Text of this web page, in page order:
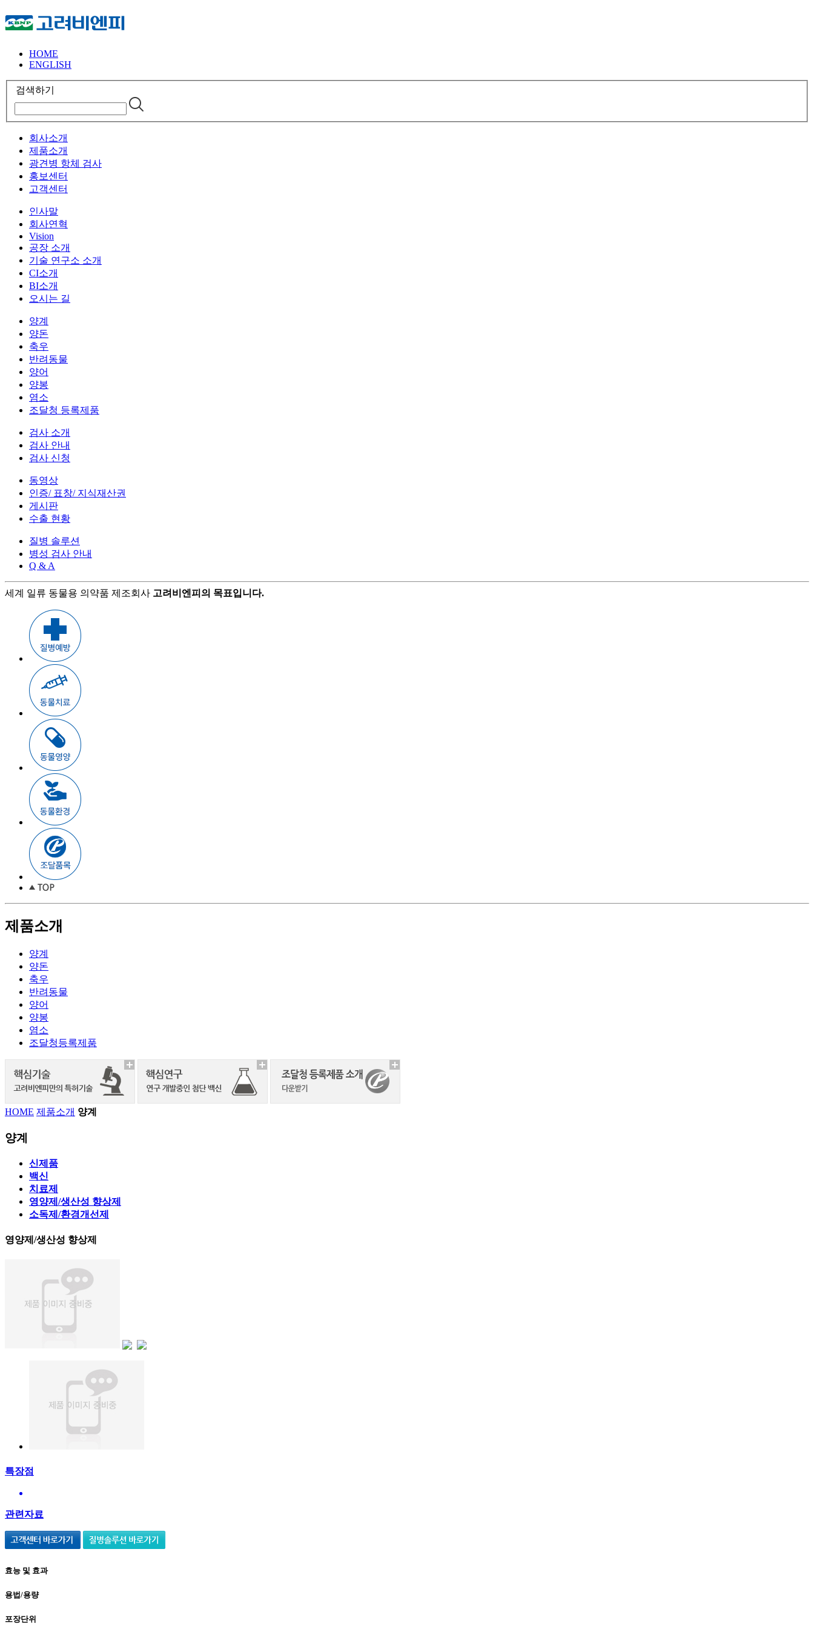
HOME
ENGLISH
검색하기
회사소개
제품소개
광견병 항체 검사
홍보센터
고객센터
인사말
회사연혁
Vision
공장 소개
기술 연구소 소개
CI소개
BI소개
오시는 길
양계
양돈
축우
반려동물
양어
양봉
염소
조달청 등록제품
검사 소개
검사 안내
검사 신청
동영상
인증/ 표창/ 지식재산권
게시판
수출 현황
질병 솔루션
병성 검사 안내
Q & A
세계 일류 동물용 의약품 제조회사 고려비엔피의 목표입니다.
제품소개
양계
양돈
축우
반려동물
양어
양봉
염소
조달청등록제품
HOME 제품소개 양계
양계
신제품
백신
치료제
영양제/생산성 향상제
소독제/환경개선제
영양제/생산성 향상제
특장점
관련자료
효능 및 효과
용법/용량
포장단위